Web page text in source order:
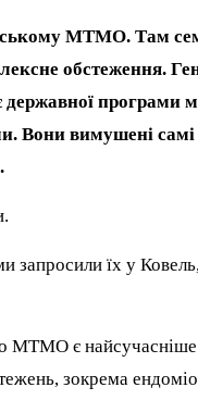
МТМО. Там
обстеження.
програми
Вони вимушені самі
запросили їх у
МТМО є найсучасніше
зокрема